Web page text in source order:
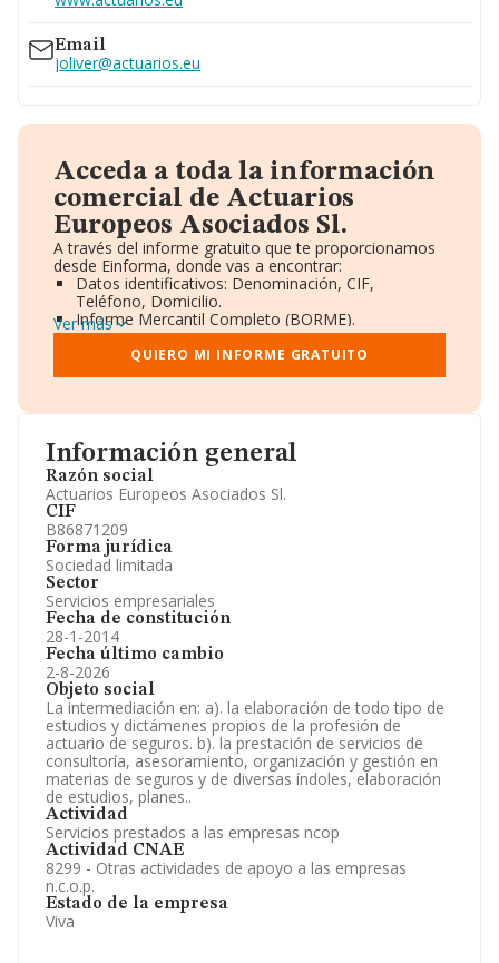
Información general
Razón social
Actuarios Europeos Asociados Sl.
CIF
B86871209
Forma jurídica
Sociedad limitada
Sector
Servicios empresariales
Fecha de constitución
28-1-2014
Fecha último cambio
2-8-2026
Objeto social
La intermediación en: a). la elaboración de todo tipo de
estudios y dictámenes propios de la profesión de
actuario de seguros. b). la prestación de servicios de
consultoría, asesoramiento, organización y gestión en
materias de seguros y de diversas índoles, elaboración
de estudios, planes..
Actividad
Servicios prestados a las empresas ncop
Actividad CNAE
8299 - Otras actividades de apoyo a las empresas
n.c.o.p.
Estado de la empresa
Viva
Email
joliver@actuarios.eu
Acceda a toda la información
comercial de Actuarios
Europeos Asociados Sl.
A través del informe gratuito que te proporcionamos
desde Einforma, donde vas a encontrar:
Datos identificativos: Denominación, CIF,
Teléfono, Domicilio.
Informe Mercantil Completo (BORME).
Gráficos de Evolución Ventas y Empleados.
Consejo de Administración y Administradores.
Directivos y Ejecutivos.
Información oficial y registral complementaria.
Ver más
QUIERO MI INFORME GRATUITO